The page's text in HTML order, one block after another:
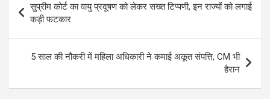
navigation
सुप्रीम कोर्ट का वायु प्रदूषण को लेकर सख्त टिप्पणी, इन राज्यों को लगाई
कड़ी फटकार
5 साल की नौकरी में महिला अधिकारी ने कमाई अकूत संपत्ति, CM भी
हैरान